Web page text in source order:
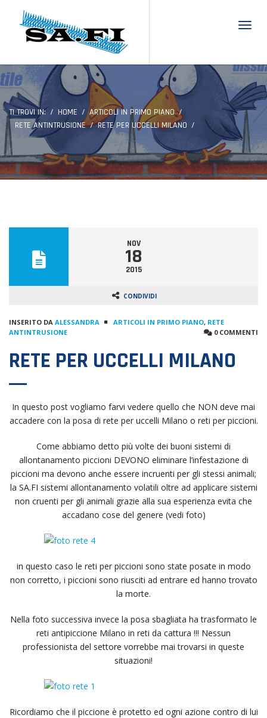
TI TROVI IN: HOME
ARTICOLI IN PRIMO PIANO
RETE ANTINTRUSIONE
RETE PER UCCELLI MILANO
NOV
18
2015
CONDIVIDI
INSERITO DA ALESSANDRA ARTICOLI IN PRIMO PIANO, RETE
ANTINTRUSIONE
0 COMMENTI
RETE PER UCCELLI MILANO
In questo post vogliamo farvi vedere quello che NON deve mai
accadere con la posa di rete per uccelli Milano o reti per piccioni.
Come abbiamo detto più volte dei buoni sistemi di
allontanamento piccioni DEVONO eliminare l’infestazione di
piccioni ma devono anche essere incruenti per gli stessi animali;
la SA.FI sistemi allontanamento volatili oltre ad applicare sistemi
non cruenti per gli animali grazie alla sua esperienza evita che
accadano cose del genere (vedi foto)
in questo caso le reti per piccioni sono state posate in modo
non corretto, i piccioni sono riusciti ad entrare ed hanno trovato
la morte.
Nella foto successiva invece la posa sbagliata ha trasformato le
reti antipiccione Milano in reti da cattura !!! Nessun
professionista del settore vorrebbe mai trovarsi in queste
situazioni!
Ricordiamo che il piccione è protetto ed ogni azione contro di lui